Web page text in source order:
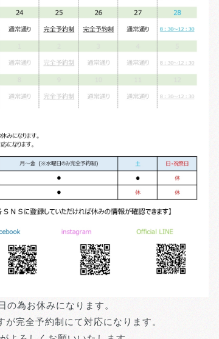
の為お休みになります。
が完全予約制にて対応になります。